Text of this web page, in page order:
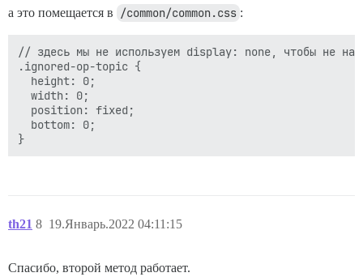
    if (shouldAddClass) {
      classList += IGNORED_TOPIC_CLASS_STRING;
    }
// возвращаем classList вместе с изменениями,
    return classList;
  };
    unboundClassNames() {
  });
а это помещается в /common/common.css :
// здесь мы не используем display: none, чтобы не
.ignored-op-topic {
  height: 0;
  width: 0;
  position: fixed;
  bottom: 0;
th21 19.Январь.2022 04:11:15
8
Спасибо, второй метод работает.